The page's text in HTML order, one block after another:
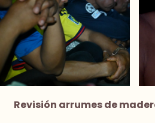
Revisión arrumes de